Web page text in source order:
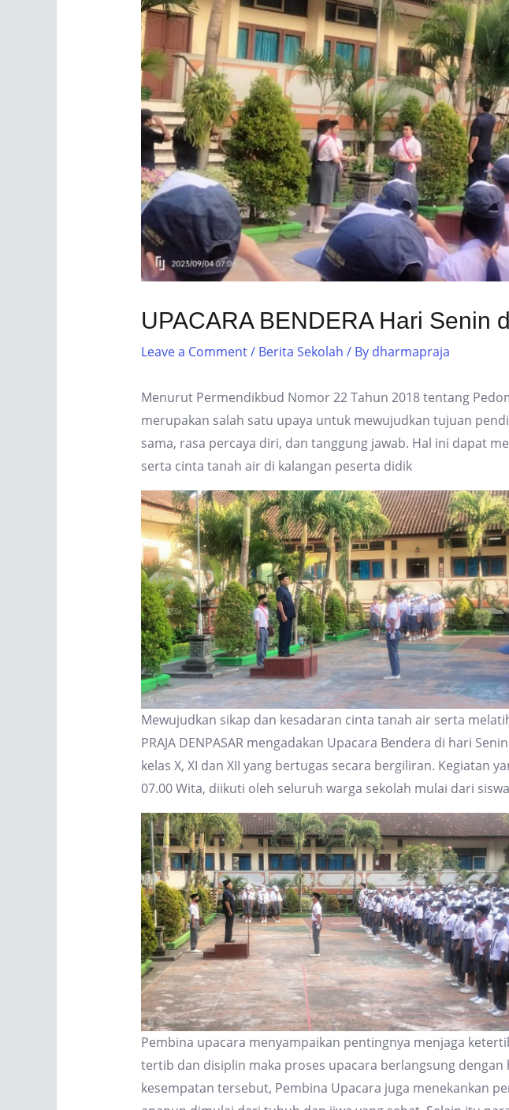
UPACARA BENDERA Hari Senin
Leave a Comment/ Berita Sekolah / By dharmapraja
Menurut Permendikbud Nomor 22 Tahun 2018 tentang
merupakan salah satu upaya untuk mewujudkan tujuan
sama, rasa percaya diri, dan tanggung jawab. Hal ini dapat
serta cinta tanah air di kalangan peserta didik
Mewujudkan sikap dan kesadaran cinta tanah air serta
PRAJA DENPASAR mengadakan Upacara Bendera di hari
kelas X, XI dan XII yang bertugas secara bergiliran.
07.00 Wita, diikuti oleh seluruh warga sekolah mulai dari
Pembina upacara menyampaikan pentingnya menjaga
tertib dan disiplin maka proses upacara berlangsung
kesempatan tersebut, Pembina Upacara juga menekankan